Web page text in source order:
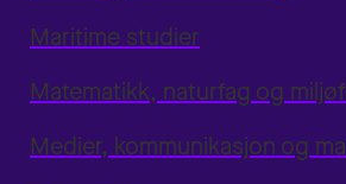
Maritime studier
Matematikk, naturfag og
Medier, kommunikasjon og